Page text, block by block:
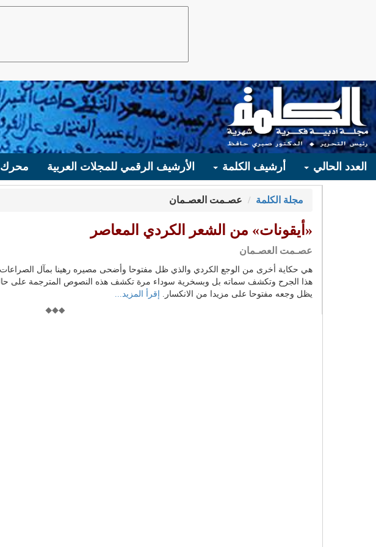
العدد الحالي أرشيف الكلمة الأرشيف الرقمي للمجلات العربية محرك
مجلة الكلمة عصـمت العصـمان
«أيقونات» من الشعر الكردي المعاصر
عصـمت العصـمان
هي حكاية أخرى من الوجع الكردي والذي ظل مفتوحا وأضحى مصيره رهينا بمآل
هذا الجرح وتكشف سماته بل وبسخرية سوداء مرة تكشف هذه النصوص المترجمة على
يظل وجعه مفتوحا على مزيدا من الانكسار.
إقرأ المزيد...